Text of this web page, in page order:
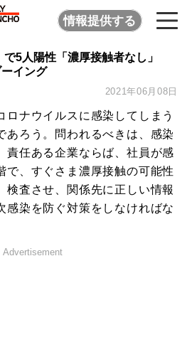
情報提供する
5人陽性「濃厚接触者なし」
イング
2021年06月08日
ナウイルスに感染してしまう
あろう。問われるべきは、感染
責任ある企業ならば、社員が感
で、すぐさま濃厚接触の可能性
検査させ、関係先に正しい情報
感染を防ぐ対策をしなければな
Advertisement